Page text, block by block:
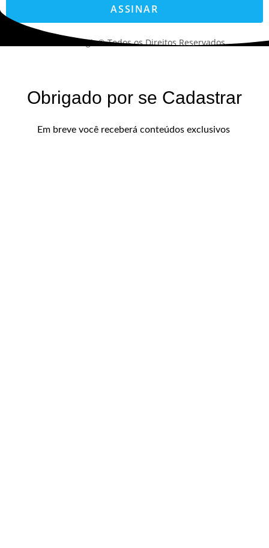
ASSINAR
©2022. AVS Tecnologia® Todos os Direitos Reservados.
Obrigado por se Cadastrar
Em breve você receberá conteúdos exclusivos